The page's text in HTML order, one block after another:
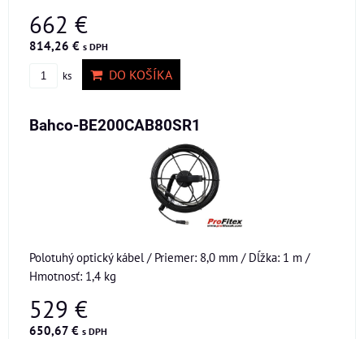
662 €
814,26 € s DPH
ks DO KOŠÍKA
Bahco-BE200CAB80SR1
Polotuhý optický kábel / Priemer: 8,0 mm / Dĺžka: 1 m /
Hmotnosť: 1,4 kg
529 €
650,67 € s DPH